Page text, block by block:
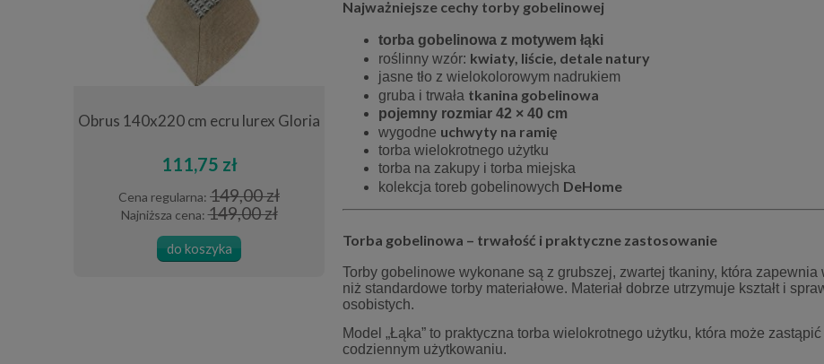
Obrus 140x220 cm ecru lurex Gloria
111,75 zł
Cena regularna: 149,00 zł
Najniższa cena:149,00 zł
do koszyka
Obrus 150x260 cm ecru lurex Gloria
134,25 zł
Cena regularna:179,00 zł
Najniższa cena:179,00 zł
do koszyka
Cena regularna:
Najniższa cena:169,00 zł
do koszyka
Najważniejsze cechy torby gobelinowej
torba gobelinowa z motywem łąki
roślinny wzór: kwiaty, liście, detale natury
jasne tło z wielokolorowym nadrukiem
gruba i trwała tkanina gobelinowa
pojemny rozmiar 42 × 40 cm
wygodne uchwyty na ramię
torba wielokrotnego użytku
torba na zakupy i torba miejska
kolekcja toreb gobelinowych DeHome
Torba gobelinowa – trwałość i praktyczne zastosowanie
Torby gobelinowe wykonane są z grubszej, zwartej tkaniny, która
niż standardowe torby materiałowe. Materiał dobrze utrzymuje kształt i
osobistych.
Model „Łąka” to praktyczna torba wielokrotnego użytku, która może
codziennym użytkowaniu.